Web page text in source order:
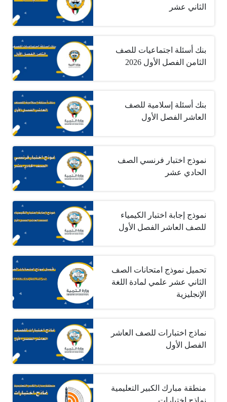
الثاني عشر
بنك أسئلة اجتماعيات للصف
الثامن الفصل الأول 2026
بنك أسئلة إسلامية للصف
العاشر الفصل الأول
نموذج اختبار فرنسي الصف
الحادي عشر
نموذج إجابة اختبار الكيمياء
للصف العاشر الفصل الأول
تحميل نموذج امتحانات الصف
الثاني عشر علمي لمادة اللغة
الإنجليزية
نماذج اختبارات للصف العاشر
الفصل الأول
منطقة مبارك الكبير التعليمية
نماذج اختبارات